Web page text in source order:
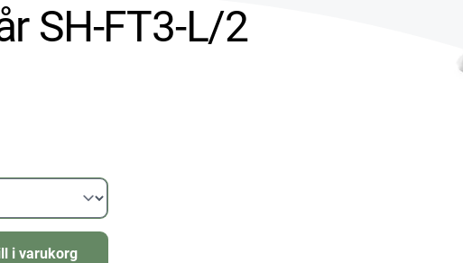
SH-FT3-L/2
i varukorg